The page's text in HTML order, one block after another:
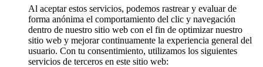
Al aceptar estos servicios, podemos rastrear y evaluar de
forma anónima el comportamiento del clic y navegación
dentro de nuestro sitio web con el fin de optimizar nuestro
sitio web y mejorar continuamente la experiencia general del
usuario. Con tu consentimiento, utilizamos los siguientes
servicios de terceros en este sitio web: